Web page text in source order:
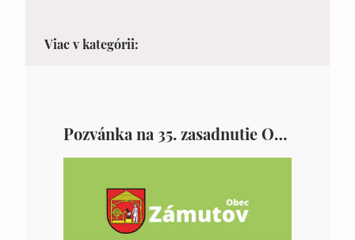
Viac v kategórii:
Pozvánka na 35. zasadnutie OZ v Zámutove